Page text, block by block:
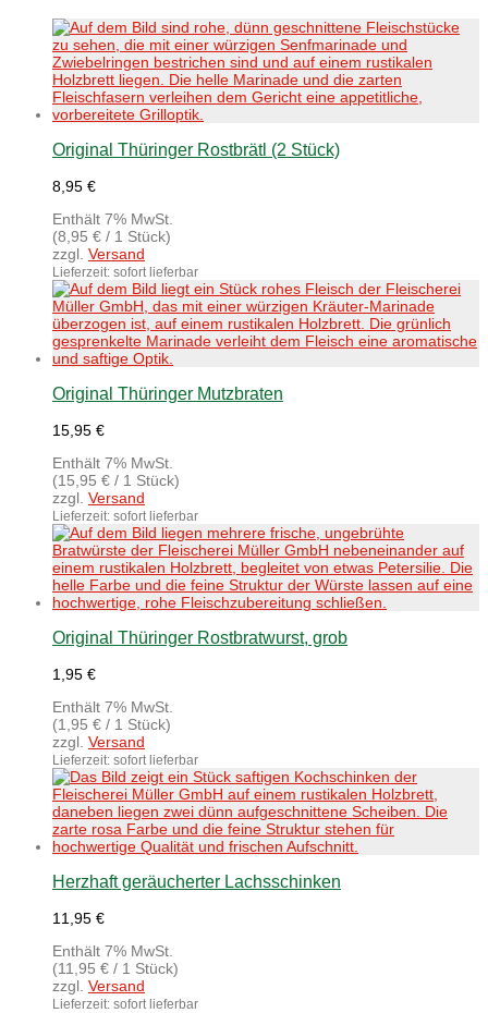
Original Thüringer Rostbrätl (2 Stück)
8,95 €
Enthält 7% MwSt.
(8,95 € / 1 Stück)
zzgl. Versand
Lieferzeit: sofort lieferbar
Original Thüringer Mutzbraten
15,95 €
Enthält 7% MwSt.
(15,95 € / 1 Stück)
zzgl. Versand
Lieferzeit: sofort lieferbar
Original Thüringer Rostbratwurst, grob
1,95 €
Enthält 7% MwSt.
(1,95 € / 1 Stück)
zzgl. Versand
Lieferzeit: sofort lieferbar
Herzhaft geräucherter Lachsschinken
11,95 €
Enthält 7% MwSt.
(11,95 € / 1 Stück)
zzgl. Versand
Lieferzeit: sofort lieferbar